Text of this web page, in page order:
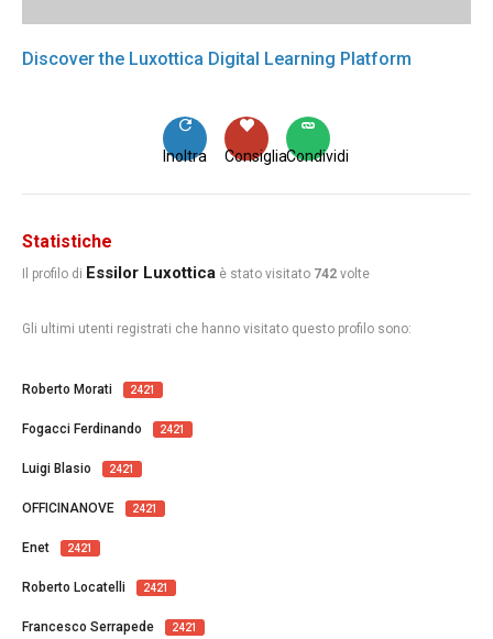
Discover the Luxottica Digital Learning Platform
Condividi
Consiglia
Inoltra
Statistiche
Il profilo di Essilor Luxottica è stato visitato 742 volte
Gli ultimi utenti registrati che hanno visitato questo profilo sono:
Roberto Morati 2421
Fogacci Ferdinando 2421
Luigi Blasio 2421
OFFICINANOVE 2421
Enet 2421
Roberto Locatelli 2421
Francesco Serrapede 2421